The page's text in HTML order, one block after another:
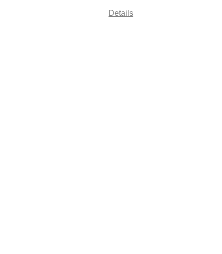
Details